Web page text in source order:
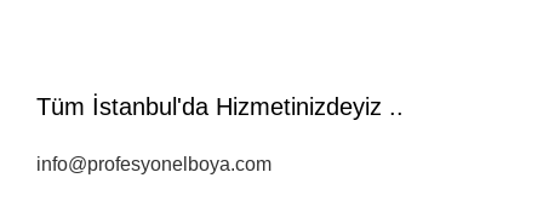
Tüm İstanbul'da Hizmetinizdeyiz ..
info@profesyonelboya.com